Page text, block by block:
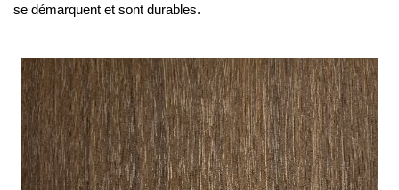
se démarquent et sont durables.